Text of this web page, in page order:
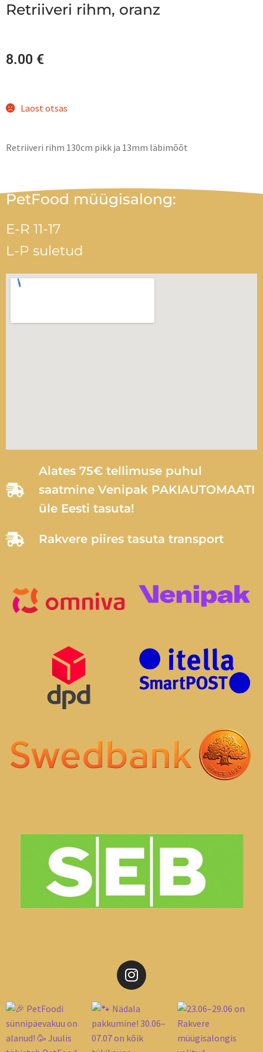
Retriiveri rihm, oranz
8.00 €
Laost otsas
Retriiveri rihm 130cm pikk ja 13mm läbimõõt
PetFood müügisalong:
E-R 11-17
L-P suletud
Alates 75€ tellimuse puhul
saatmine Venipak PAKIAUTOMAATI
üle Eesti tasuta!
Rakvere piires tasuta transport